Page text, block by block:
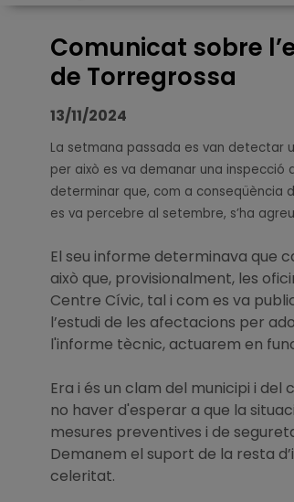
Comunicat sobre
de Torregrossa
13/11/2024
La setmana passada es van detectar
per això es va demanar una inspecció
determinar que, com a conseqüència
es va percebre al setembre, s’ha
El seu informe determinava que
això que, provisionalment, les
Centre Cívic, tal i com es va
l’estudi de les afectacions per
l'informe tècnic, actuarem en
Era i és un clam del municipi i
no haver d'esperar a que la
mesures preventives i de
Demanem el suport de la resta
celeritat.